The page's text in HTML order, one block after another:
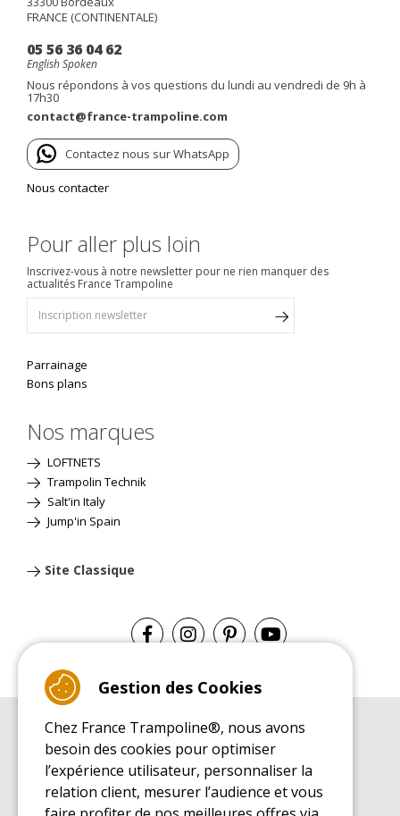
FRANCE (CONTINENTALE)
05 56 36 04 62
English Spoken
Nous répondons à vos questions du lundi au vendredi de 9h à
17h30
contact@france-trampoline.com
Contactez nous sur WhatsApp
Nous contacter
Pour aller plus loin
Inscrivez-vous à notre newsletter pour ne rien manquer des
actualités France Trampoline
Parrainage
Bons plans
Nos marques
LOFTNETS
Trampolin Technik
Salt'in Italy
Jump'in Spain
Site Classique
GUIDE D'ACHAT
Guide d'achat pour les trampolines de loisirs
GUIDE DE MONTAGE
Guide de montage pour les trampolines de loisirs
Gestion des Cookies
Chez France Trampoline®, nous avons
besoin des cookies pour optimiser
l’expérience utilisateur, personnaliser la
relation client, mesurer l’audience et vous